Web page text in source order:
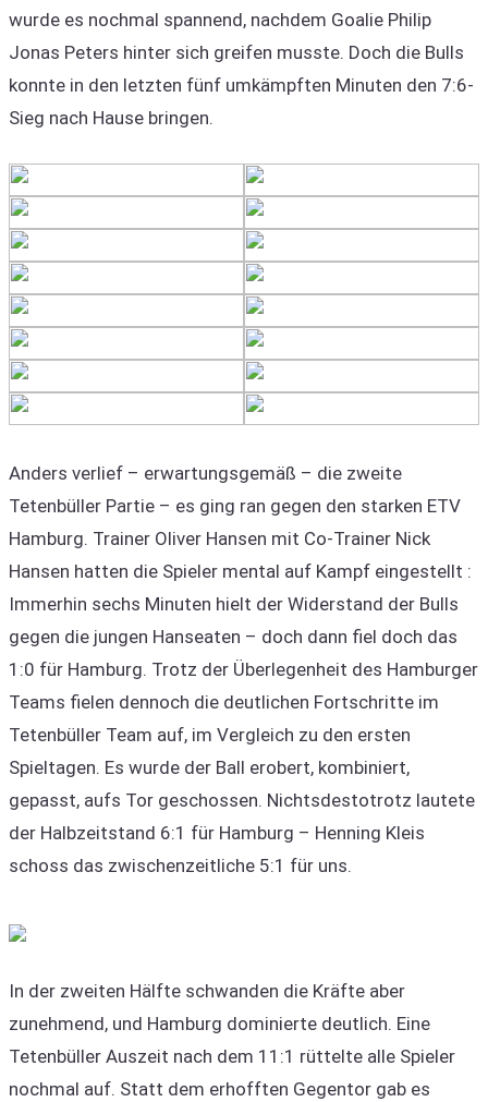
wurde es nochmal spannend, nachdem Goalie Philip
Jonas Peters hinter sich greifen musste. Doch die Bulls
konnte in den letzten fünf umkämpften Minuten den 7:6-
Sieg nach Hause bringen.
Anders verlief – erwartungsgemäß – die zweite
Tetenbüller Partie – es ging ran gegen den starken ETV
Hamburg. Trainer Oliver Hansen mit Co-Trainer Nick
Hansen hatten die Spieler mental auf Kampf eingestellt :
Immerhin sechs Minuten hielt der Widerstand der Bulls
gegen die jungen Hanseaten – doch dann fiel doch das
1:0 für Hamburg. Trotz der Überlegenheit des Hamburger
Teams fielen dennoch die deutlichen Fortschritte im
Tetenbüller Team auf, im Vergleich zu den ersten
Spieltagen. Es wurde der Ball erobert, kombiniert,
gepasst, aufs Tor geschossen. Nichtsdestotrotz lautete
der Halbzeitstand 6:1 für Hamburg – Henning Kleis
schoss das zwischenzeitliche 5:1 für uns.
In der zweiten Hälfte schwanden die Kräfte aber
zunehmend, und Hamburg dominierte deutlich. Eine
Tetenbüller Auszeit nach dem 11:1 rüttelte alle Spieler
nochmal auf. Statt dem erhofften Gegentor gab es